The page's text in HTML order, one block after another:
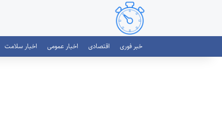
خبر فوری اقتصادی اخبار عمومی اخبار سلامت